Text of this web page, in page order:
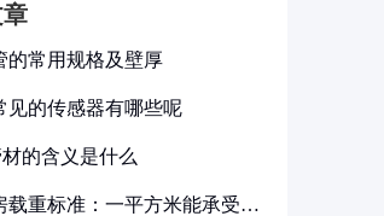
的常用规格及壁厚
见的传感器有哪些呢
材的含义是什么
载重标准：一平方米能承受多